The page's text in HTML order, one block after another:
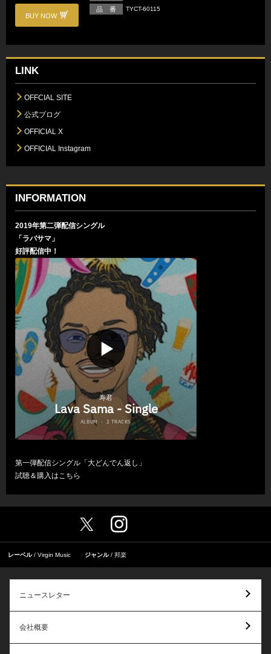
BUY NOW
品 番 TYCT-60115
LINK
OFFCIAL SITE
公式ブログ
OFFICIAL X
OFFICIAL Instagram
INFORMATION
2019年第二弾配信シングル
「ラバサマ」
好評配信中！
第一弾配信シングル「大どんでん返し」
試聴＆購入は こちら
レーベル Virgin Music ジャンル 邦楽
ニュースレター
会社概要